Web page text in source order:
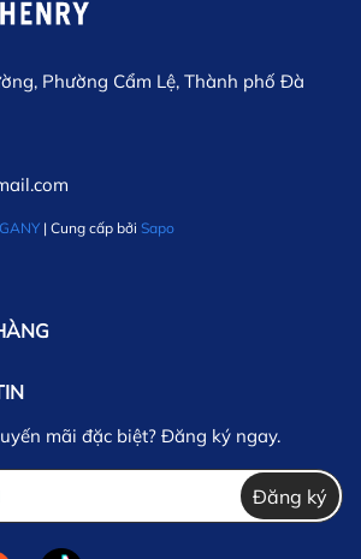
Phường Cẩm Lệ, Thành phố Đà
| Cung cấp bởi Sapo
mãi đặc biệt? Đăng ký ngay.
Đăng ký